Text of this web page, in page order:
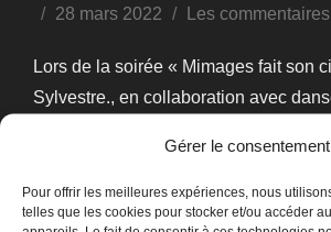
Gérer le consentement
Pour offrir les meilleures expériences, nous
telles que les cookies pour stocker et/ou accéder
Publié
28 mars 2022 Les
Lors de la soirée « Mimages fait son
Sylvestre., en collaboration avec
par Bruno Drogue.